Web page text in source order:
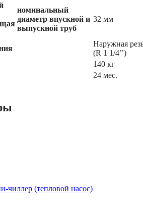
номинальный
диаметр впускной и
выпускной труб
32 мм
Наружная
(R 1 1/4’’)
140 кг
24 мес.